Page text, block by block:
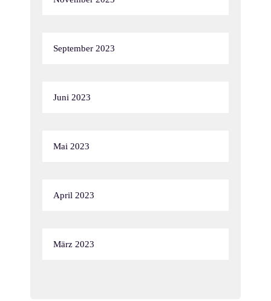
September 2023
Juni 2023
Mai 2023
April 2023
März 2023